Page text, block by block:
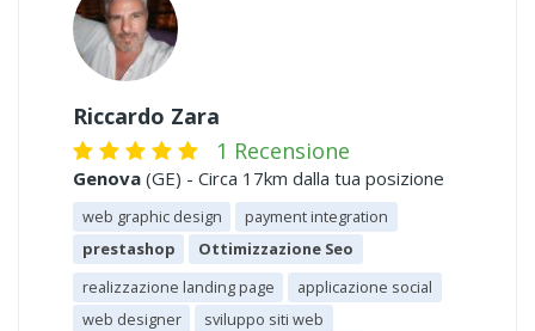
Riccardo Zara
1 Recensione
Genova (GE) - Circa 17km dalla tua posizione
web graphic design
payment integration
prestashop
Ottimizzazione Seo
realizzazione landing page
applicazione social
web designer
sviluppo siti web